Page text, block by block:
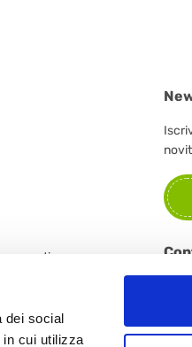
dei social
cui utilizza
gestione e